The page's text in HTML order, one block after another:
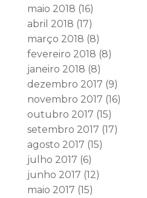
maio 2018 (16)
abril 2018 (17)
março 2018 (8)
fevereiro 2018 (8)
janeiro 2018 (8)
dezembro 2017 (9)
novembro 2017 (16)
outubro 2017 (15)
setembro 2017 (17)
agosto 2017 (15)
julho 2017 (6)
junho 2017 (12)
maio 2017 (15)